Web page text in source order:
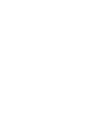
et permettent un
les bougie bio
chimiques, la
dont celles de la